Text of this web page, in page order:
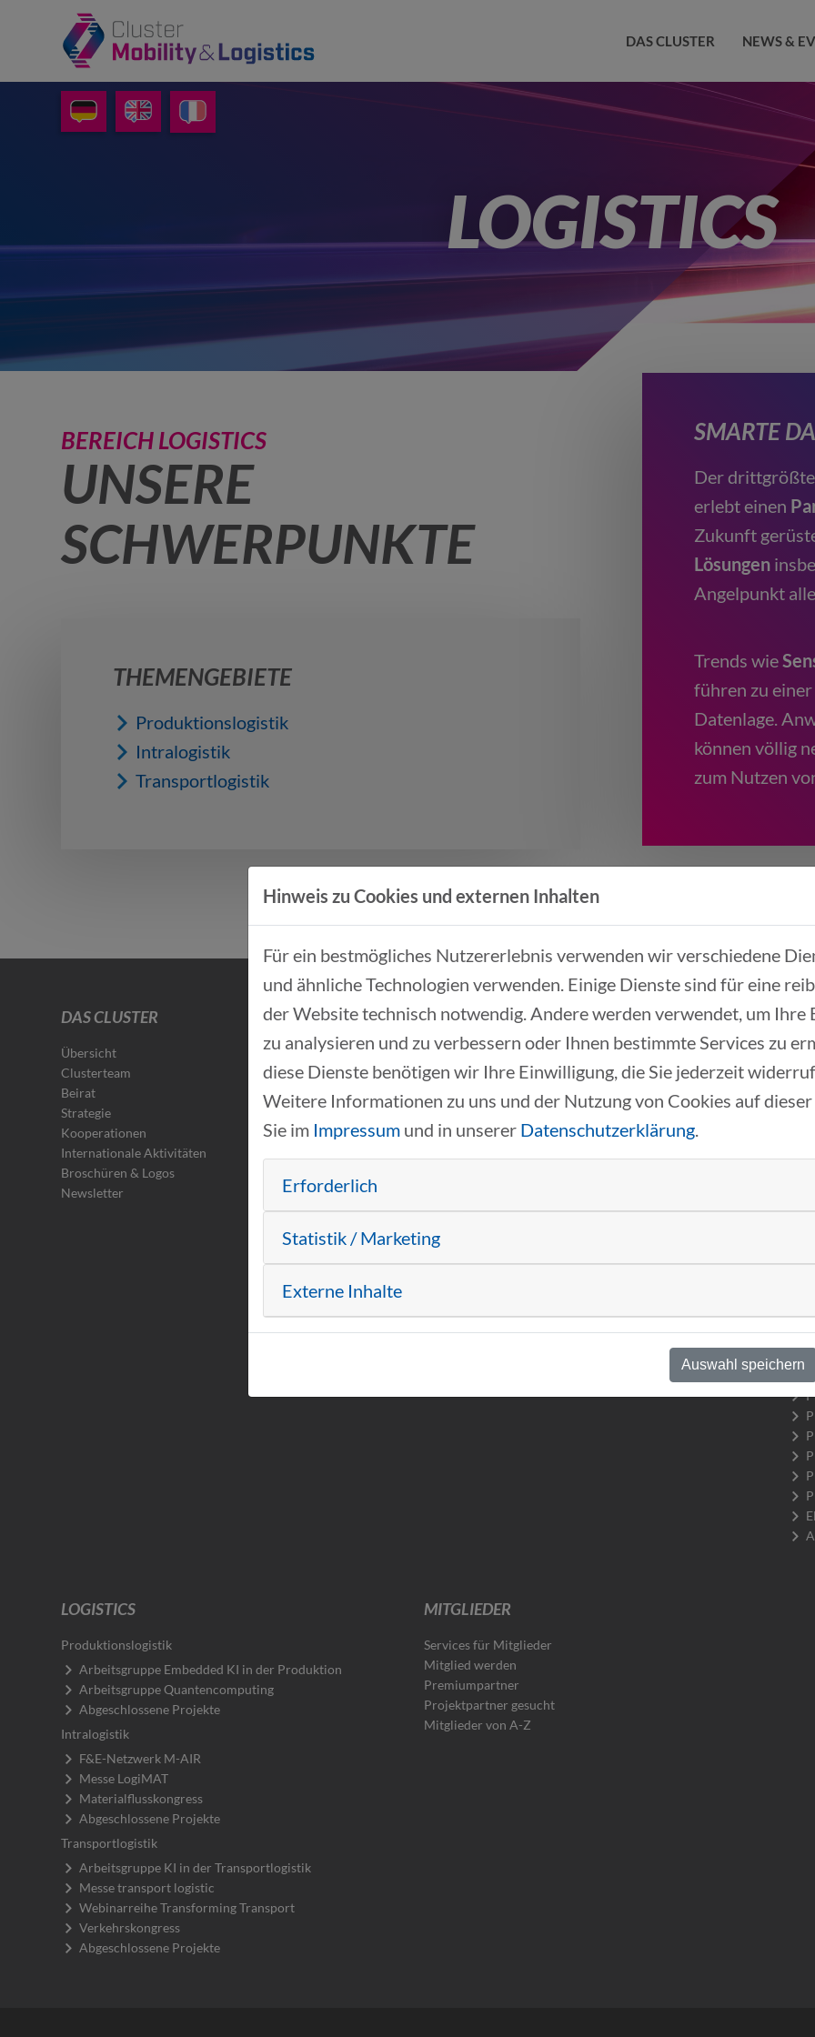
DAS CLUSTER NEWS &
LOGISTICS
BEREICH LOGISTICS
UNSERE
SCHWERPUNKTE
THEMENGEBIETE
Produktionslogistik
Intralogistik
Transportlogistik
SMARTE
Der
erlebt einen
Zukunft
Lösungen
Angelpunkt
Trends wie
führen zu
Datenlage.
können völlig
zum Nutzen
DAS CLUSTER
Übersicht
Clusterteam
Beirat
Strategie
Kooperationen
Internationale Aktivitäten
Broschüren & Logos
Newsletter
NEWS & EVENTS
News
Presse
Erfolgsgeschichten
Events
Partner Events
LOGISTICS
Produktionslogistik
Arbeitsgruppe Embedded KI in der Produktion
Arbeitsgruppe Quantencomputing
Abgeschlossene Projekte
Intralogistik
F&E-Netzwerk M-AIR
Messe LogiMAT
Materialflusskongress
Abgeschlossene Projekte
Transportlogistik
Arbeitsgruppe KI in der Transportlogistik
Messe transport logistic
Webinarreihe Transforming Transport
Verkehrskongress
Abgeschlossene Projekte
MITGLIEDER
Services für Mitglieder
Mitglied werden
Premiumpartner
Projektpartner gesucht
Mitglieder von A-Z
Hinweis zu Cookies und externen Inhalten
Für ein bestmögliches Nutzererlebnis verwenden wir verschiedene
und ähnliche Technologien verwenden. Einige Dienste sind für eine
der Website technisch notwendig. Andere werden verwendet, um
zu analysieren und zu verbessern oder Ihnen bestimmte Services zu
diese Dienste benötigen wir Ihre Einwilligung, die Sie jederzeit
Weitere Informationen zu uns und der Nutzung von Cookies auf
Sie im Impressum und in unserer Datenschutzerklärung.
Erforderlich
Statistik / Marketing
Externe Inhalte
Auswahl speichern